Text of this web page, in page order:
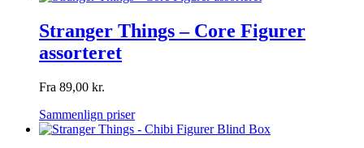
Stranger Things – Core Figurer
assorteret
Fra 89,00 kr.
Sammenlign priser